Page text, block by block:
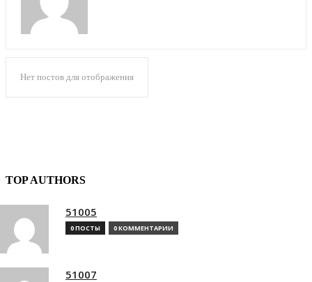
Нет постов для отображения
TOP AUTHORS
51005
0 ПОСТЫ 0 КОММЕНТАРИИ
51007